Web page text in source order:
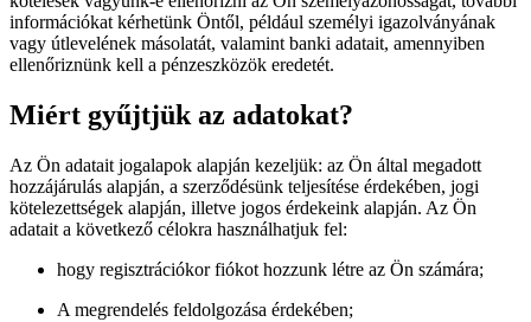
információkat kérhetünk Öntől, például személyi igazolványának
vagy útlevelének másolatát, valamint banki adatait, amennyiben
ellenőriznünk kell a pénzeszközök eredetét.
Miért gyűjtjük az adatokat?
Az Ön adatait jogalapok alapján kezeljük: az Ön által megadott
hozzájárulás alapján, a szerződésünk teljesítése érdekében, jogi
kötelezettségek alapján, illetve jogos érdekeink alapján. Az Ön
adatait a következő célokra használhatjuk fel:
hogy regisztrációkor fiókot hozzunk létre az Ön számára;
A megrendelés feldolgozása érdekében;